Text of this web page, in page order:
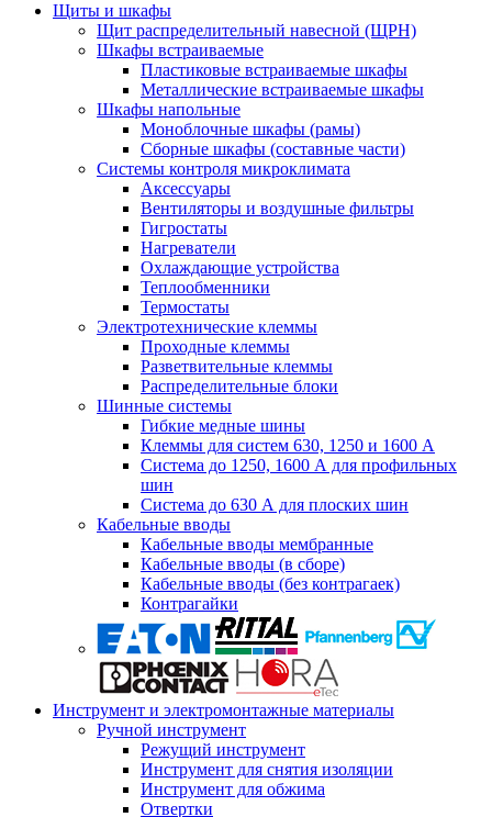
Щиты и шкафы
Щит распределительный навесной (ЩРН)
Шкафы встраиваемые
Пластиковые встраиваемые шкафы
Металлические встраиваемые шкафы
Шкафы напольные
Моноблочные шкафы (рамы)
Сборные шкафы (составные части)
Системы контроля микроклимата
Аксессуары
Вентиляторы и воздушные фильтры
Гигростаты
Нагреватели
Охлаждающие устройства
Теплообменники
Термостаты
Электротехнические клеммы
Проходные клеммы
Разветвительные клеммы
Распределительные блоки
Шинные системы
Гибкие медные шины
Клеммы для систем 630, 1250 и 1600 А
Система до 1250, 1600 А для профильных
шин
Система до 630 А для плоских шин
Кабельные вводы
Кабельные вводы мембранные
Кабельные вводы (в сборе)
Кабельные вводы (без контрагаек)
Контрагайки
Инструмент и электромонтажные материалы
Ручной инструмент
Режущий инструмент
Инструмент для снятия изоляции
Инструмент для обжима
Отвертки